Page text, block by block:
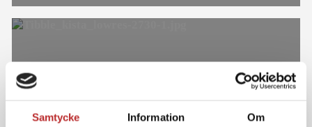
Samtycke Information Om
Kalender